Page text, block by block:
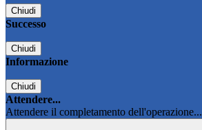
Chiudi
Successo
Chiudi
Informazione
Chiudi
Attendere...
Attendere il completamento dell'operazione...